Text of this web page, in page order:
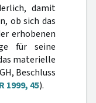
damit
ob sich das
erhobenen
für seine
materielle
Beschluss
1999, 45).